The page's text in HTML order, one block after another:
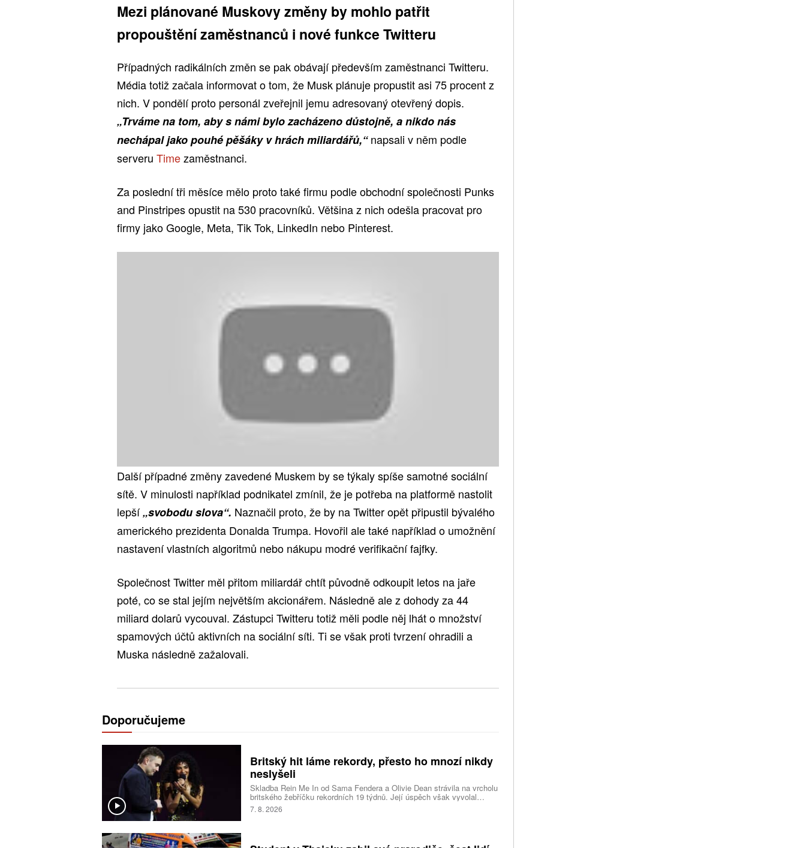
Mezi plánované Muskovy změny by mohlo patřit
propouštění zaměstnanců i nové funkce Twitteru
Případných radikálních změn se pak obávají především zaměstnanci Twitteru.
Média totiž začala informovat o tom, že Musk plánuje propustit asi 75 procent z
nich. V pondělí proto personál zveřejnil jemu adresovaný otevřený dopis.
„Trváme na tom, aby s námi bylo zacházeno důstojně, a nikdo nás
nechápal jako pouhé pěšáky v hrách miliardářů,“napsali v něm podle
serveru Timezaměstnanci.
Za poslední tři měsíce mělo proto také firmu podle obchodní společnosti Punks
and Pinstripes opustit na 530 pracovníků. Většina z nich odešla pracovat pro
firmy jako Google, Meta, Tik Tok, LinkedIn nebo Pinterest.
Další případné změny zavedené Muskem by se týkaly spíše samotné sociální
sítě. V minulosti například podnikatel zmínil, že je potřeba na platformě nastolit
lepší„svobodu slova“. Naznačil proto, že by na Twitter opět připustil bývalého
amerického prezidenta Donalda Trumpa. Hovořil ale také například o umožnění
nastavení vlastních algoritmů nebo nákupu modré verifikační fajfky.
Společnost Twitter měl přitom miliardář chtít původně odkoupit letos na jaře
poté, co se stal jejím největším akcionářem. Následně ale z dohody za 44
miliard dolarů vycouval. Zástupci Twitteru totiž měli podle něj lhát o množství
spamových účtů aktivních na sociální síti. Ti se však proti tvrzení ohradili a
Muska následně zažalovali.
Doporučujeme
Britský hit láme rekordy, přesto ho mnozí nikdy
neslyšeli
Skladba Rein Me In od Sama Fendera a Olivie Dean strávila na vrcholu
britského žebříčku rekordních 19 týdnů. Její úspěch však vyvolal
nečekanou reakci. Řada lidí tvrdí, že píseň nikdy neslyšela. Hudební
svět se totiž rozdělil do menších skupin, které poslouchají úplně jiné
7. 8. 2026